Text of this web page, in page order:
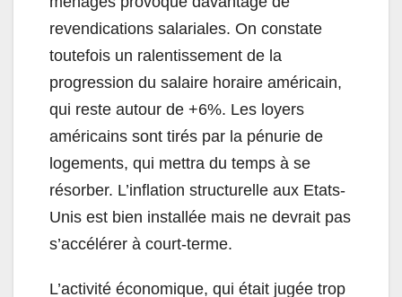
revendications salariales. On constate
toutefois un ralentissement de la
progression du salaire horaire américain,
qui reste autour de +6%. Les loyers
américains sont tirés par la pénurie de
logements, qui mettra du temps à se
résorber. L’inflation structurelle aux Etats-
Unis est bien installée mais ne devrait pas
s’accélérer à court-terme.
L’activité économique, qui était jugée trop